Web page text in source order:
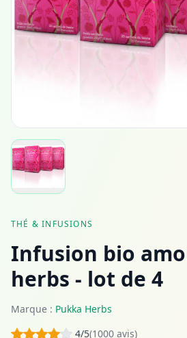
THÉ & INFUSIONS
Infusion bio
herbs - lot de 4
Marque : Pukka Herbs
4/5(1000 avis)